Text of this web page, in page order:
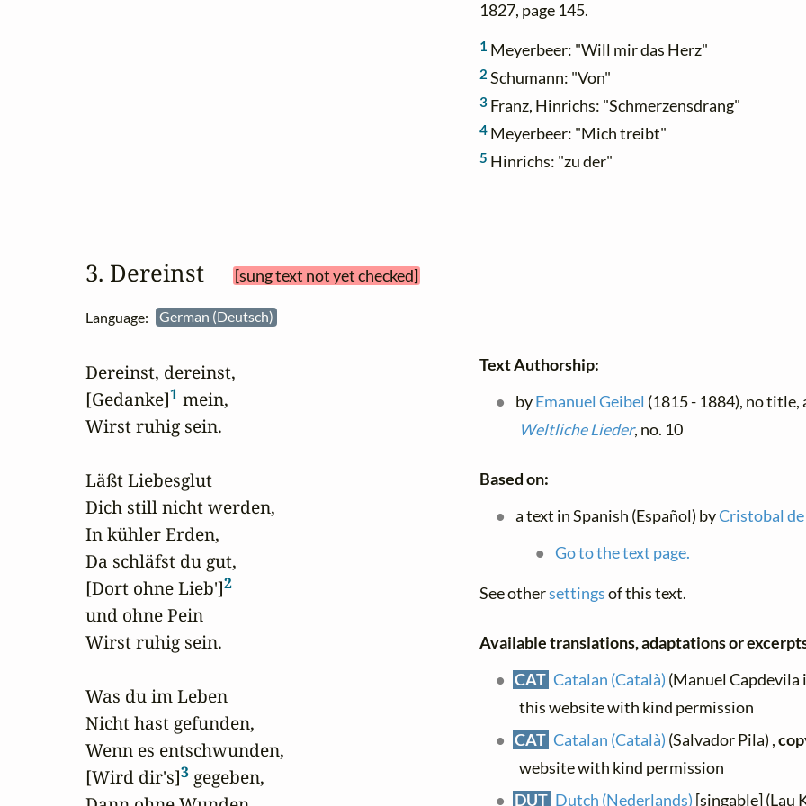
1827, page 145.
1 Meyerbeer: "Will mir das Herz"
2 Schumann: "Von"
3 Franz, Hinrichs: "Schmerzensdrang"
4 Meyerbeer: "Mich treibt"
5 Hinrichs: "zu der"
3. Dereinst [sung text not yet checked]
Language: German (Deutsch)
Dereinst, dereinst,
[Gedanke]1 mein,
Wirst ruhig sein.
Läßt Liebesglut
Dich still nicht werden,
In kühler Erden,
Da schläfst du gut,
[Dort ohne Lieb']2
und ohne Pein
Wirst ruhig sein.
Was du im Leben
Nicht hast gefunden,
Wenn es entschwunden,
[Wird dir's]3 gegeben,
Text Authorship:
byEmanuel Geibel (1815 - 1884), no title,
Weltliche Lieder, no. 10
Based on:
a text in Spanish (Español) byCristobal
Go to the text page.
See othersettingsof this text.
Available translations, adaptations or
CAT Catalan (Català) (Manuel Capdevila
this website with kind permission
CAT Catalan (Català) (Salvador Pila) ,
website with kind permission
DUT Dutch (Nederlands) [singable] (Lau